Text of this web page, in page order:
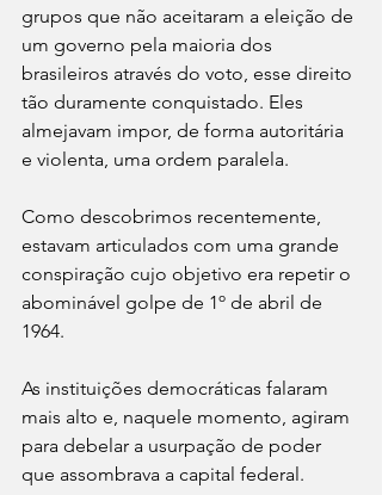
grupos que não aceitaram a eleição de
um governo pela maioria dos
brasileiros através do voto, esse direito
tão duramente conquistado. Eles
almejavam impor, de forma autoritária
e violenta, uma ordem paralela.
Como descobrimos recentemente,
estavam articulados com uma grande
conspiração cujo objetivo era repetir o
abominável golpe de 1º de abril de
1964.
As instituições democráticas falaram
mais alto e, naquele momento, agiram
para debelar a usurpação de poder
que assombrava a capital federal.